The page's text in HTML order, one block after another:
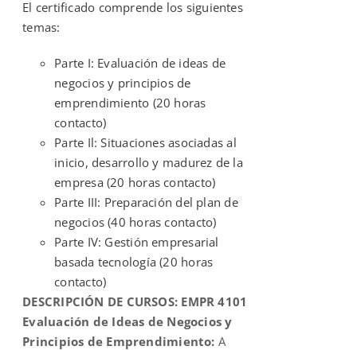
El certificado comprende los siguientes
temas:
Parte I: Evaluación de ideas de
negocios y principios de
emprendimiento (20 horas
contacto)
Parte Il: Situaciones asociadas al
inicio, desarrollo y madurez de la
empresa (20 horas contacto)
Parte III: Preparación del plan de
negocios (40 horas contacto)
Parte IV: Gestión empresarial
basada tecnología (20 horas
contacto)
DESCRIPCIÓN DE CURSOS: EMPR 4101
Evaluación de Ideas de Negocios y
Principios de Emprendimiento: A